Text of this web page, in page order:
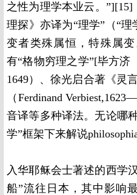
之性为理学本业云。
理探》亦译为“理学”（“
变者类殊属恒，特殊属
有“格物穷理之学”[毕方济
1649）、徐光启合著《灵
（Ferdinand
音译等多种译法。无论哪
学”框架下来解说philosophia
入华耶稣会士著述的西学
船”流往日本，其中影响